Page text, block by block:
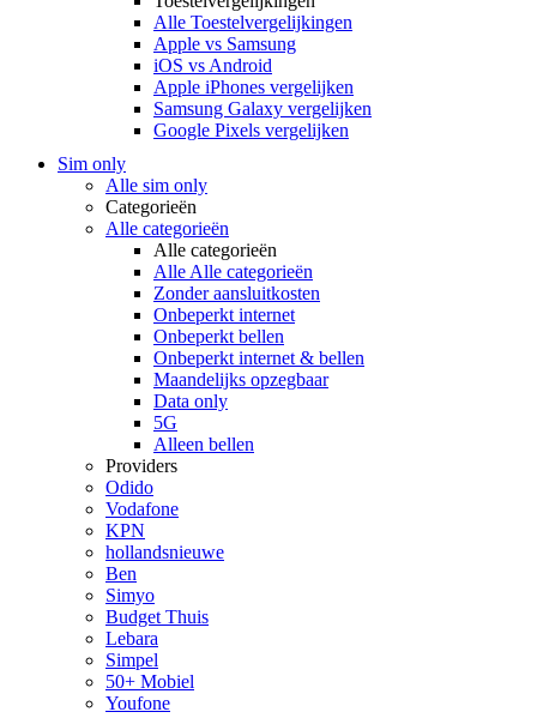
Alle Toestelvergelijkingen
Apple vs Samsung
iOS vs Android
Apple iPhones vergelijken
Samsung Galaxy vergelijken
Google Pixels vergelijken
Sim only
Alle sim only
Categorieën
Alle categorieën
Alle categorieën
Alle Alle categorieën
Zonder aansluitkosten
Onbeperkt internet
Onbeperkt bellen
Onbeperkt internet & bellen
Maandelijks opzegbaar
Data only
5G
Alleen bellen
Providers
Odido
Vodafone
KPN
hollandsnieuwe
Ben
Simyo
Budget Thuis
Lebara
Simpel
50+ Mobiel
Youfone